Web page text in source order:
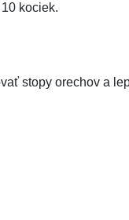
kociek.
stopy orechov a